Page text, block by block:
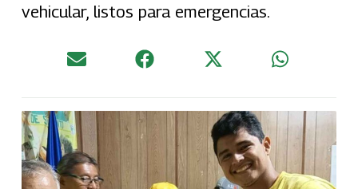
vehicular, listos para emergencias.